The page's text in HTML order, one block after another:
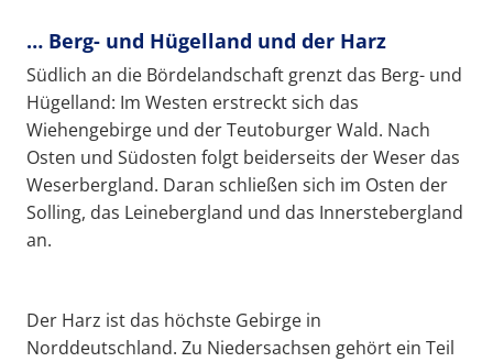
… Berg- und Hügelland und der Harz
Südlich an die Bördelandschaft grenzt das Berg- und
Hügelland: Im Westen erstreckt sich das
Wiehengebirge und der Teutoburger Wald. Nach
Osten und Südosten folgt beiderseits der Weser das
Weserbergland. Daran schließen sich im Osten der
Solling, das Leinebergland und das Innerstebergland
an.
Der Harz ist das höchste Gebirge in
Norddeutschland. Zu Niedersachsen gehört ein Teil